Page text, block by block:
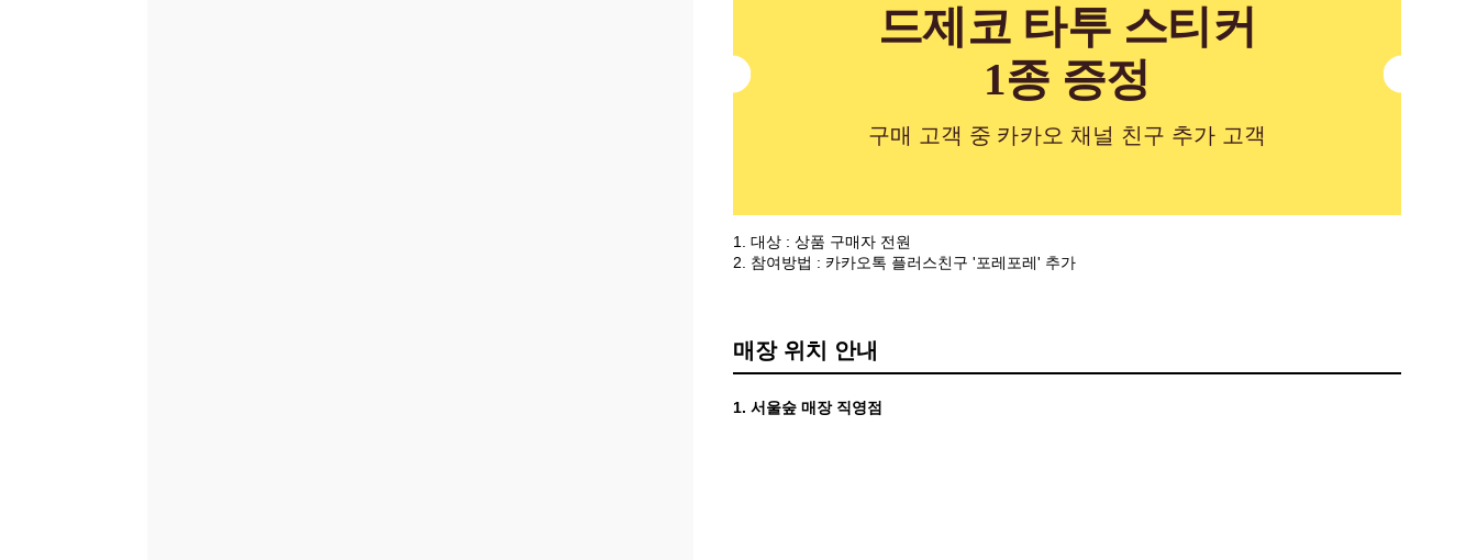
드제코 타투 스티커
1종 증정
구매 고객 중 카카오 채널 친구 추가 고객
1. 대상 : 상품 구매자 전원
2. 참여방법 : 카카오톡 플러스친구 '포레포레' 추가
매장 위치 안내
1. 서울숲 매장 직영점